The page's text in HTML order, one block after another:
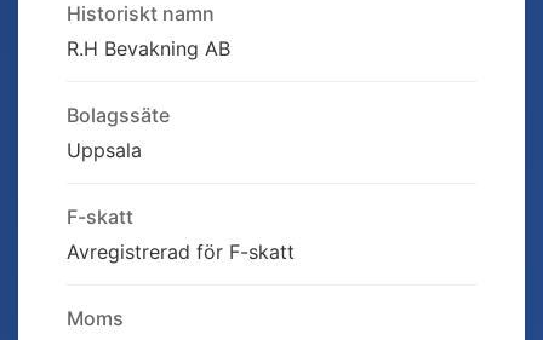
Historiskt namn
R.H Bevakning AB
Bolagssäte
Uppsala
F-skatt
Avregistrerad för F-skatt
Moms